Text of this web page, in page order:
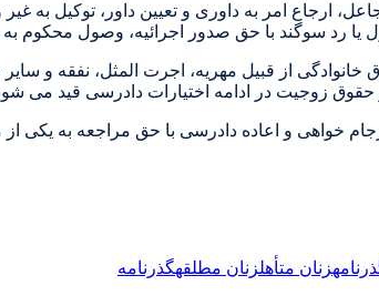
ارجاع امر به داوری و تعیین داور، توکیل به
رد سوگند با حق صدور اجرائیه، وصول محکوم به
از قبیل مهریه، اجرت المثل، نفقه و
حقوق زوجیت در ادامه اختیارات دادرسی قید می
خواهی و اعاده دادرسی با حق مراجعه به
زنان متأهلزنان مطلقهگذرنامه